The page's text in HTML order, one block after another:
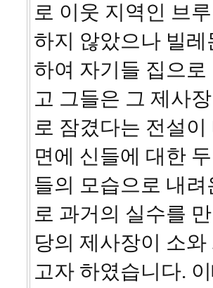
로 이웃 지역인 브
하지 않았으나 빌
하여 자기들 집으
고 그들은 그 제사
로 잠겼다는 전설
면에 신들에 대한
들의 모습으로 내
로 과거의 실수를
당의 제사장이 소
고자 하였습니다.